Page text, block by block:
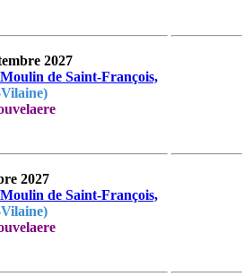
2027
de Saint-François,
2027
de Saint-François,